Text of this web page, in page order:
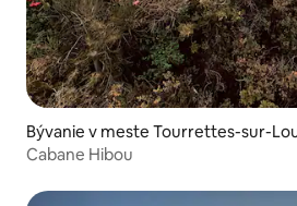
Bývanie v meste Tourrettes-sur-
Cabane Hibou